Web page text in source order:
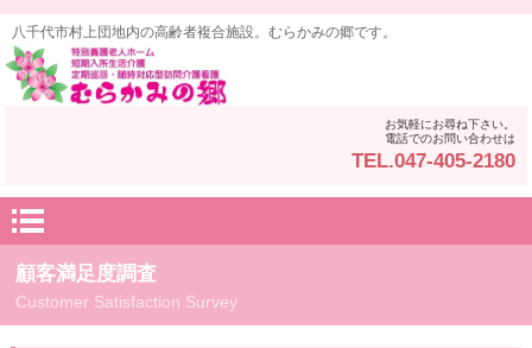
八千代市村上団地内の高齢者複合施設。むらかみの郷です。
お気軽にお尋ね下さい。
電話でのお問い合わせは
TEL.047-405-2180
顧客満足度調査
Customer Satisfaction Survey